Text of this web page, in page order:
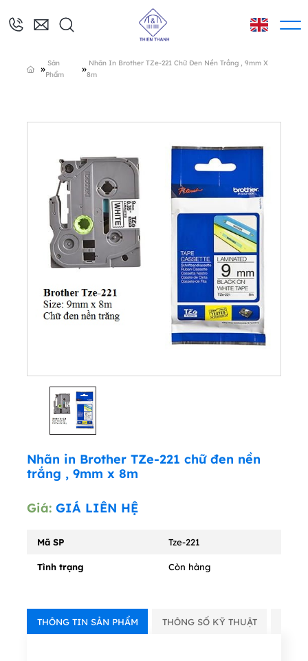
» Sản
Phẩm
» Nhãn In Brother TZe-221 Chữ Đen Nền Trắng , 9mm X
8m
Nhãn in Brother TZe-221 chữ đen nền
trắng , 9mm x 8m
Giá: GIÁ LIÊN HỆ
Mã SP Tze-221
Tình trạng Còn hàng
THÔNG TIN SẢN PHẨM THÔNG SỐ KỸ THUẬT